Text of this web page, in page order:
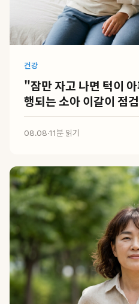
건강
"잠만 자고 나면 턱이
행되는 소아 이갈이 점
08.08·11분 읽기